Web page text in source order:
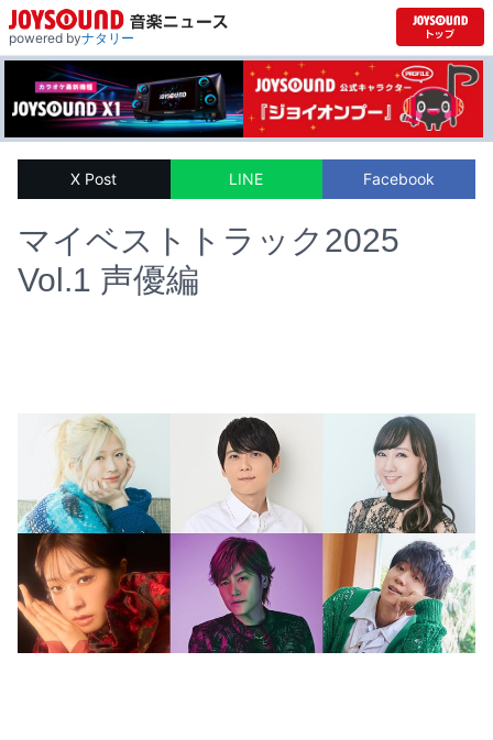
powered byナタリー
X Post LINE Facebook
マイベストトラック2025
Vol.1 声優編